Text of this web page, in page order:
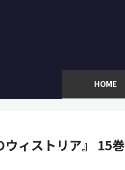
HOME
ウィストリア』 15